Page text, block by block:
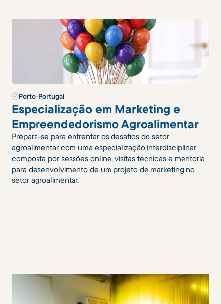
Porto•Portugal
Especialização em Marketing e
Empreendedorismo Agroalimentar
Prepara-se para enfrentar os desafios do setor
agroalimentar com uma especialização interdisciplinar
composta por sessões online, visitas técnicas e mentoria
para desenvolvimento de um projeto de marketing no
setor agroalimentar.